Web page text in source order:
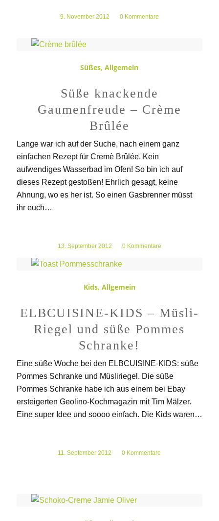
9. November 2012
/ 0 Kommentare
Süßes,Allgemein
Süße knackende
Gaumenfreude – Crème
Brûlée
Lange war ich auf der Suche, nach einem ganz
einfachen Rezept für Cremè Brûlée. Kein
aufwendiges Wasserbad im Ofen! So bin ich auf
dieses Rezept gestoßen! Ehrlich gesagt, keine
Ahnung, wo es her ist. So einen Gasbrenner müsst
ihr euch…
13. September 2012
/ 0 Kommentare
Kids, Allgemein
ELBCUISINE-KIDS – Müsli-
Riegel und süße Pommes
Schranke!
Eine süße Woche bei den ELBCUISINE-KIDS: süße
Pommes Schranke und Müsliriegel. Die süße
Pommes Schranke habe ich aus einem bei Ebay
ersteigerten Geolino-Kochmagazin mit Tim Mälzer.
Eine super Idee und soooo einfach. Die Kids waren…
11. September 2012
/ 0 Kommentare